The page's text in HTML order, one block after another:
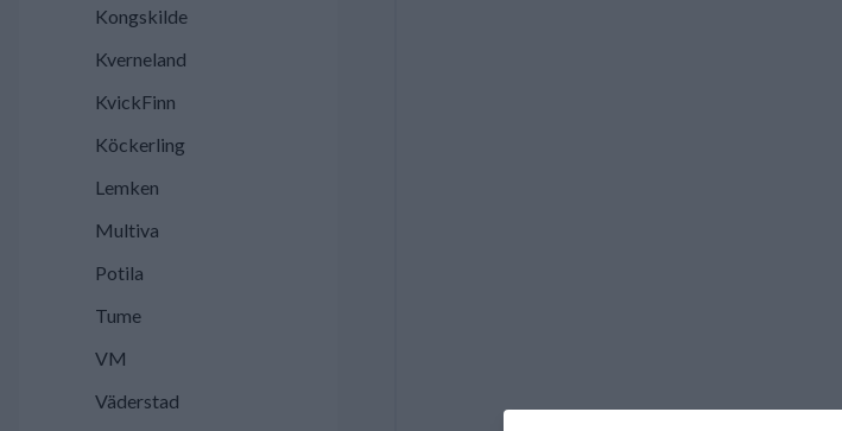
Kongskilde
Kverneland
KvickFinn
Köckerling
Lemken
Multiva
Potila
Tume
VM
Väderstad